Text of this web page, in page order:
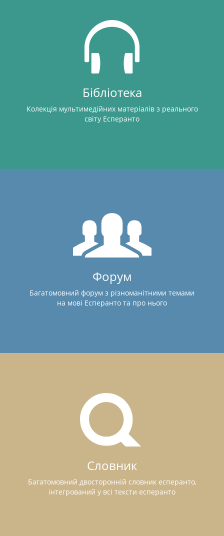
Бібліотека
Колекція мультимедійних матеріалів з реального
світу Есперанто
Форум
Багатомовний форум з різноманітними темами
на мові Есперанто та про нього
Словник
Багатомовний двосторонній словник есперанто,
інтегрований у всі тексти есперанто